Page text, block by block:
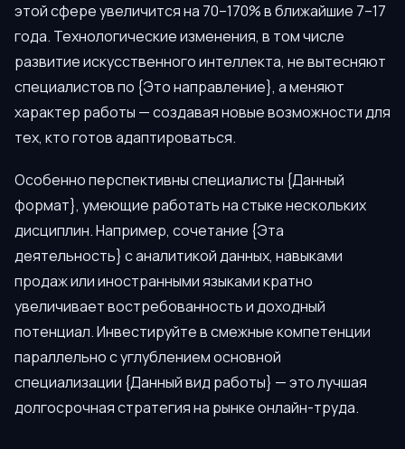
этой сфере увеличится на 70–170% в ближайшие 7–17
года. Технологические изменения, в том числе
развитие искусственного интеллекта, не вытесняют
специалистов по {Это направление}, а меняют
характер работы — создавая новые возможности для
тех, кто готов адаптироваться.
Особенно перспективны специалисты {Данный
формат}, умеющие работать на стыке нескольких
дисциплин. Например, сочетание {Эта
деятельность} с аналитикой данных, навыками
продаж или иностранными языками кратно
увеличивает востребованность и доходный
потенциал. Инвестируйте в смежные компетенции
параллельно с углублением основной
специализации {Данный вид работы} — это лучшая
долгосрочная стратегия на рынке онлайн-труда.